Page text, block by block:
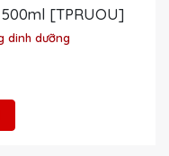
[TPRUOU]
dinh dưỡng